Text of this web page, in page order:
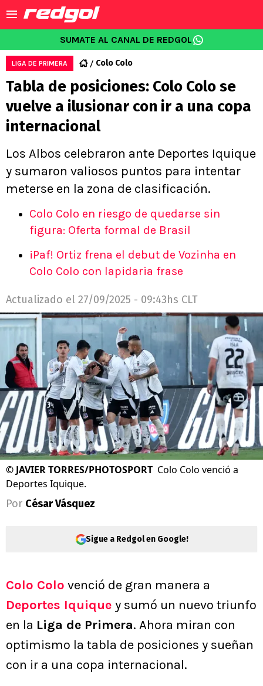
SUMATE AL CANAL DE REDGOL
LIGA DE PRIMERA Colo Colo
Tabla de posiciones: Colo Colo se
vuelve a ilusionar con ir a una copa
internacional
Los Albos celebraron ante Deportes Iquique
y sumaron valiosos puntos para intentar
meterse en la zona de clasificación.
Colo Colo en riesgo de quedarse sin
figura: Oferta formal de Brasil
¡Paf! Ortiz frena el debut de Vozinha en
Colo Colo con lapidaria frase
Actualizado el 27/09/2025 - 09:43hs CLT
©JAVIER TORRES/PHOTOSPORT Colo Colo venció a
Deportes Iquique.
Por César Vásquez
Sigue a Redgol en Google!
Colo Colo venció de gran manera a
Deportes Iquique y sumó un nuevo triunfo
en la Liga de Primera. Ahora miran con
optimismo la tabla de posiciones y sueñan
con ir a una copa internacional.